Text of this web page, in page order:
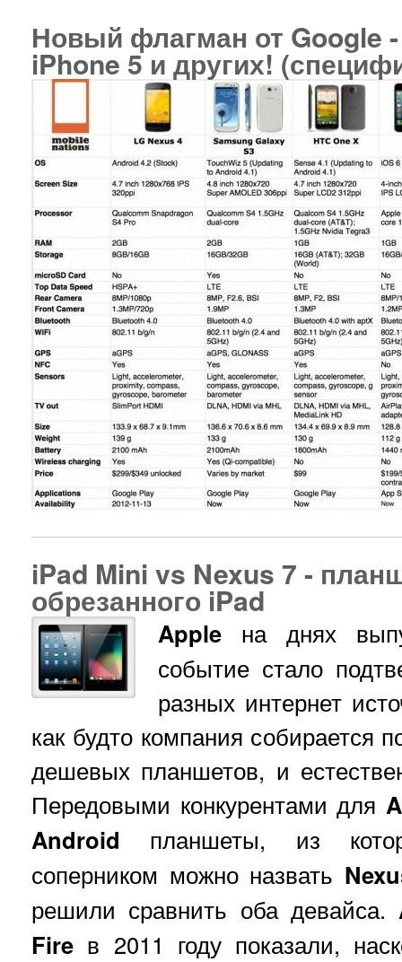
Новый флагман от Google
iPhone 5 и других!
iPad Mini vs Nexus 7 -
обрезанного iPad
Apple на днях
событие стало
разных интернет
как будто компания собирается
дешевых планшетов, и
Передовыми конкурентами для
Android планшеты, из
соперником можно назвать
решили сравнить оба девайса.
Fire в 2011 году показали,